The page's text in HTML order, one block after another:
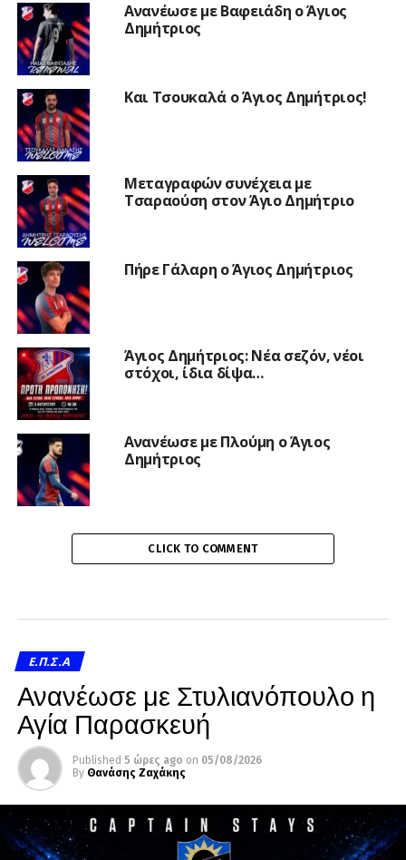
Ανανέωσε με Βαφειάδη ο Άγιος
Δημήτριος
Και Τσουκαλά ο Άγιος Δημήτριος!
Μεταγραφών συνέχεια με
Τσαραούση στον Άγιο Δημήτριο
Πήρε Γάλαρη ο Άγιος Δημήτριος
Άγιος Δημήτριος: Νέα σεζόν, νέοι
στόχοι, ίδια δίψα…
Ανανέωσε με Πλούμη ο Άγιος
Δημήτριος
CLICK TO COMMENT
Ε.Π.Σ.Α
Ανανέωσε με Στυλιανόπουλο η
Αγία Παρασκευή
Published 5 ώρες ago on 05/08/2026
By Θανάσης Ζαχάκης